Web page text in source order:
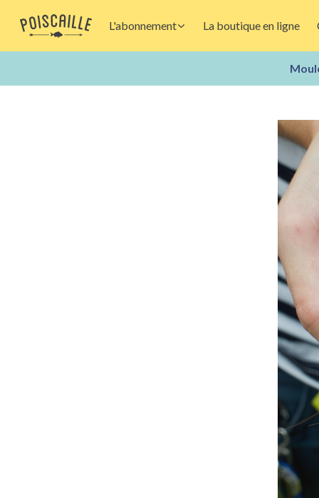
L'abonnement La boutique en ligne